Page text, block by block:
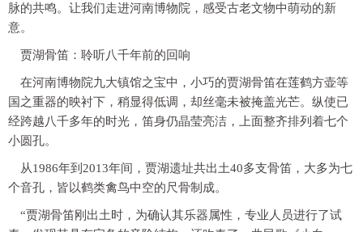
脉的共鸣。让我们走进河南博物院，感受古老文物中萌动的新
意。
贾湖骨笛：聆听八千年前的回响
在河南博物院九大镇馆之宝中，小巧的贾湖骨笛在莲鹤方壶等
国之重器的映衬下，稍显得低调，却丝毫未被掩盖光芒。纵使已
经跨越八千多年的时光，笛身仍晶莹亮洁，上面整齐排列着七个
小圆孔。
从1986年到2013年间，贾湖遗址共出土40多支骨笛，大多为七
个音孔，皆以鹤类禽鸟中空的尺骨制成。
“贾湖骨笛刚出土时，为确认其乐器属性，专业人员进行了试